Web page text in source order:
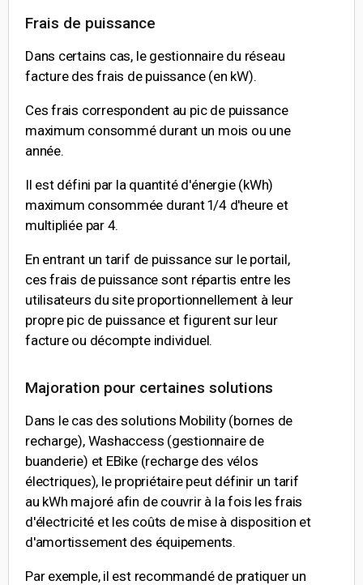
Frais de puissance
Dans certains cas, le gestionnaire du réseau
facture des frais de puissance (en kW).
Ces frais correspondent au pic de puissance
maximum consommé durant un mois ou une
année.
Il est défini par la quantité d'énergie (kWh)
maximum consommée durant 1/4 d'heure et
multipliée par 4.
En entrant un tarif de puissance sur le portail,
ces frais de puissance sont répartis entre les
utilisateurs du site proportionnellement à leur
propre pic de puissance et figurent sur leur
facture ou décompte individuel.
Majoration pour certaines solutions
Dans le cas des solutions Mobility (bornes de
recharge), Washaccess (gestionnaire de
buanderie) et EBike (recharge des vélos
électriques), le propriétaire peut définir un tarif
au kWh majoré afin de couvrir à la fois les frais
d'électricité et les coûts de mise à disposition et
d'amortissement des équipements.
Par exemple, il est recommandé de pratiquer un